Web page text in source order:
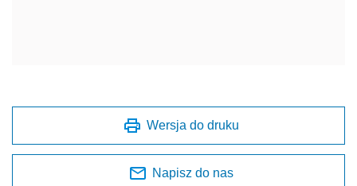
Wersja do druku
Napisz do nas